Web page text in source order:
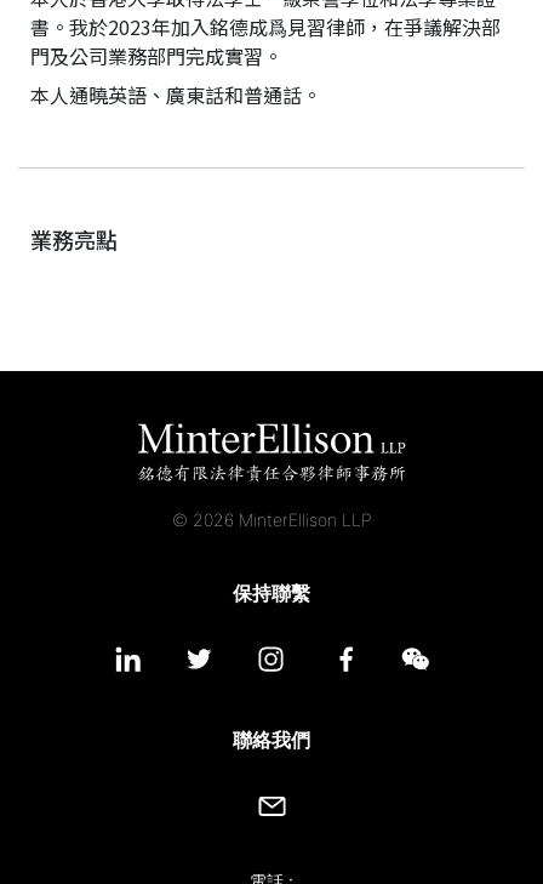
書。我於2023年加入銘德成爲見習律師，在爭議解決部
門及公司業務部門完成實習。
本人通曉英語、廣東話和普通話。
業務亮點
© 2026 MinterEllison LLP
保持聯繫
聯絡我們